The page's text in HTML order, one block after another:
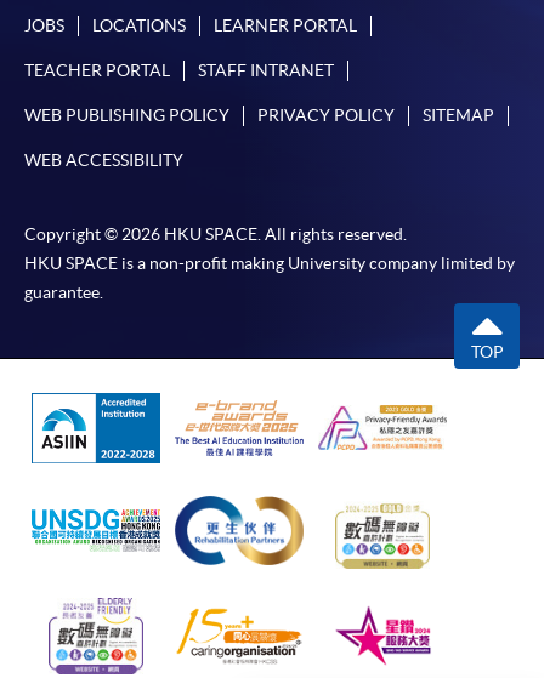
月免息分期付款優惠，必須親臨本學院設有報名服務的教
學中心作付款安排。
如欲了解如何於網上報讀新課程及繳費，請瀏覽網上
-個別學歷頒授課程
交下期學費的學員，提供網上服務，如學員就讀的課
程設有此服務，課程負責人會通知學員有關程序。
網上支付可通過「繳費靈」(PPS) (不適用於手機)、
VISA 或 Mastercard、「微信支付」(Online WeChat
Pay) 、「支付寶」(Online Alipay) 或 「轉數快」(FPS)
繳付學費。
JOBS LOCATIONS LEARNER PORTAL
TEACHER PORTAL STAFF INTRANET
WEB PUBLISHING POLICY PRIVACY POLICY SITEMAP
WEB ACCESSIBILITY
Copyright © 2026 HKU SPACE. All rights reserved.
HKU SPACE is a non-profit making University company limited by
guarantee.
TOP